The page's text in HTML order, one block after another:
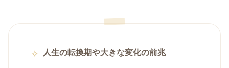
人生の転換期や大きな変化の前兆